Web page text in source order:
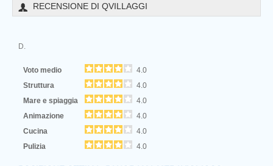
RECENSIONE DI QVILLAGGI
D.
Voto medio
4.0
Struttura
4.0
Mare e spiaggia
4.0
Animazione
4.0
Cucina
4.0
Pulizia
4.0